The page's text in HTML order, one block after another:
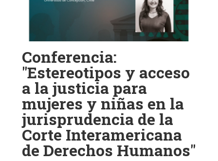
Conferencia:
"Estereotipos y acceso
a la justicia para
mujeres y niñas en la
jurisprudencia de la
Corte Interamericana
de Derechos Humanos"